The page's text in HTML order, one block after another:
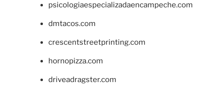
psicologiaespecializadaencampeche.com
dmtacos.com
crescentstreetprinting.com
hornopizza.com
driveadragster.com